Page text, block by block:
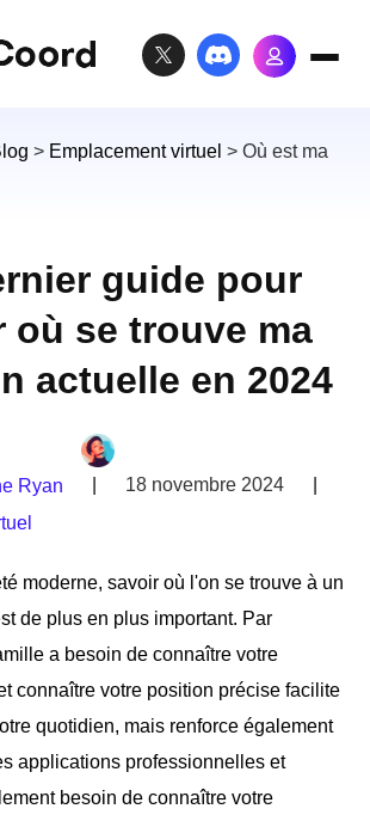
> Emplacement virtuel > Où est ma
guide pour
où se trouve ma
actuelle en 2024
Ryan 18 novembre 2024
moderne, savoir où l'on se trouve à un
de plus en plus important. Par
a besoin de connaître votre
connaître votre position précise facilite
quotidien, mais renforce également
applications professionnelles et
besoin de connaître votre